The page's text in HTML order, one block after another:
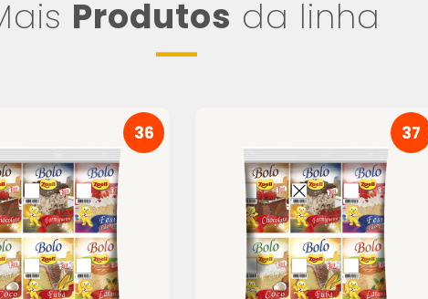
Produtos da linha
36 37